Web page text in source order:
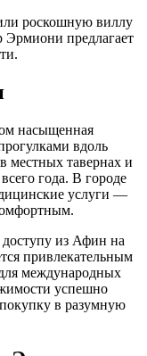
роскошную виллу
Эрмиони предлагает
насыщенная
вдоль
местных тавернах и
года. В городе
услуги —
из Афин на
привлекательным
международных
успешно
в разумную